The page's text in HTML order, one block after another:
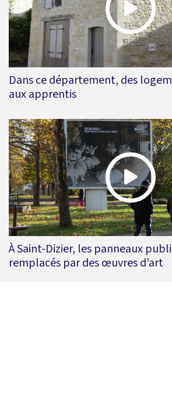
Dans ce département, des
aux apprentis
À Saint-Dizier, les panneaux
remplacés par des œuvres d’art